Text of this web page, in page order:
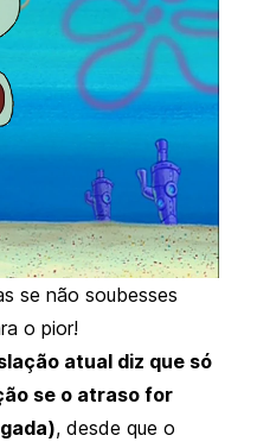
se não soubesses
o pior!
atual diz que só
se o atraso for
, desde que o